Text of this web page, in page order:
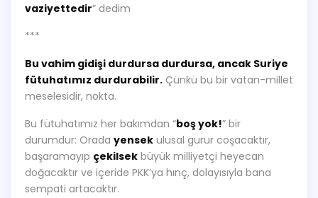
vaziyettedir” dedim
***
Bu vahim gidişi durdursa durdursa, ancak Suriye
fütuhatımız durdurabilir. Çünkü bu bir vatan-millet
meselesidir, nokta.
Bu fütuhatımız her bakımdan “boş yok!” bir
durumdur: Orada yensek ulusal gurur coşacaktır,
başaramayıp çekilsek büyük milliyetçi heyecan
doğacaktır ve içeride PKK’ya hınç, dolayısıyla bana
sempati artacaktır.